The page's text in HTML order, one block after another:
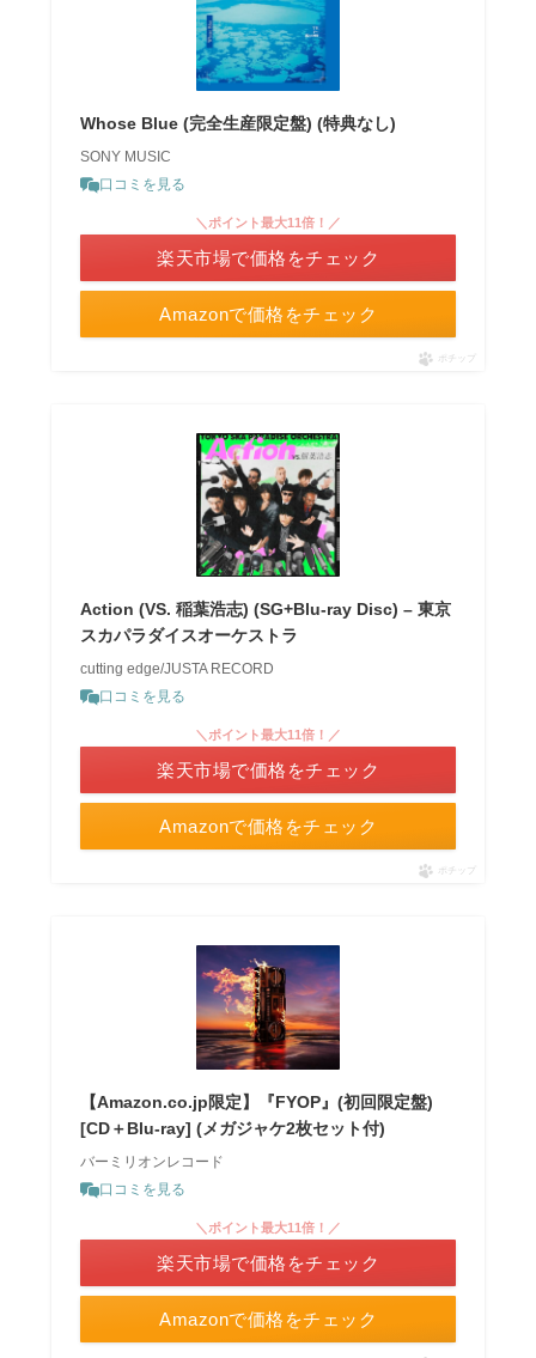
Whose Blue (完全生産限定盤) (特典なし)
SONY MUSIC
口コミを見る
Amazonで価格をチェック
＼ポイント最大11倍！／
楽天市場で価格をチェック
ポチップ
Action (VS. 稲葉浩志) (SG+Blu-ray Disc) – 東京
スカパラダイスオーケストラ
cutting edge/JUSTA RECORD
口コミを見る
Amazonで価格をチェック
＼ポイント最大11倍！／
楽天市場で価格をチェック
ポチップ
【Amazon.co.jp限定】『FYOP』(初回限定盤)
[CD＋Blu-ray] (メガジャケ2枚セット付)
バーミリオンレコード
口コミを見る
Amazonで価格をチェック
＼ポイント最大11倍！／
楽天市場で価格をチェック